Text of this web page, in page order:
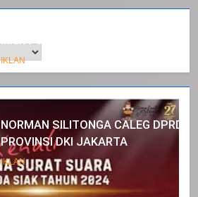
Iklan Pemerintah Kabupaten Siak
IKLAN
NORMAN SILITONGA CALEG DPRD
PROVINSI DKI JAKARTA
IKLAN